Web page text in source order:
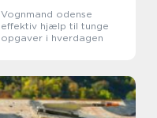
Vognmand odense
effektiv hjælp til tunge
opgaver i hverdagen